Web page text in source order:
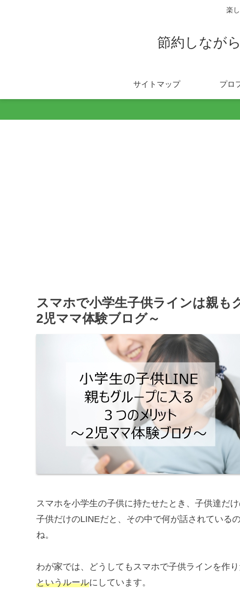
楽
節約しなが
サイトマップ プロ
スマホで小学生子供ラインは親も
2児ママ体験ブログ～
スマホを小学生の子供に持たせたとき、子供達だ
子供だけのLINEだと、その中で何が話されている
ね。
わが家では、どうしてもスマホで子供ラインを作
というルールにしています。